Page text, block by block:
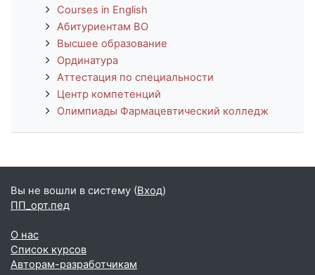
Courses in English
Абитуриентам ВО
Высшее образование
Ординатура
Аттестация по специальности
Центр компетенций
Олимпиады Фармацевтический колледж
Вы не вошли в систему (Вход)
ПП_орт.пед
О нас
Список курсов
Авторам-разработчикам